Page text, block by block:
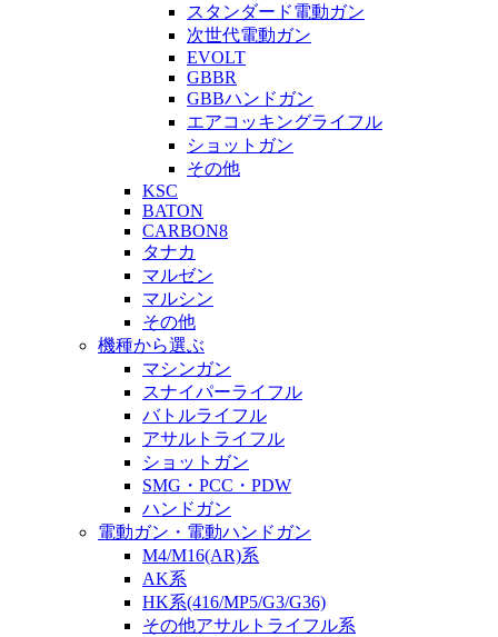
スタンダード電動ガン
次世代電動ガン
EVOLT
GBBR
GBBハンドガン
エアコッキングライフル
ショットガン
その他
KSC
BATON
CARBON8
タナカ
マルゼン
マルシン
その他
機種から選ぶ
マシンガン
スナイパーライフル
バトルライフル
アサルトライフル
ショットガン
SMG・PCC・PDW
ハンドガン
電動ガン・電動ハンドガン
M4/M16(AR)系
AK系
HK系(416/MP5/G3/G36)
その他アサルトライフル系